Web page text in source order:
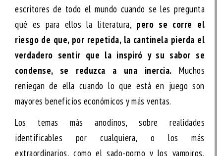
escritores de todo el mundo cuando se les pregunta
qué es para ellos la literatura, pero se corre el
riesgo de que, por repetida, la cantinela pierda el
verdadero sentir que la inspiró y su sabor se
condense, se reduzca a una inercia. Muchos
reniegan de ella cuando lo que está en juego son
mayores beneficios económicos y más ventas.
Los temas más anodinos, sobre realidades
identificables por cualquiera, o los más
extraordinarios, como el sado-porno y los vampiros,